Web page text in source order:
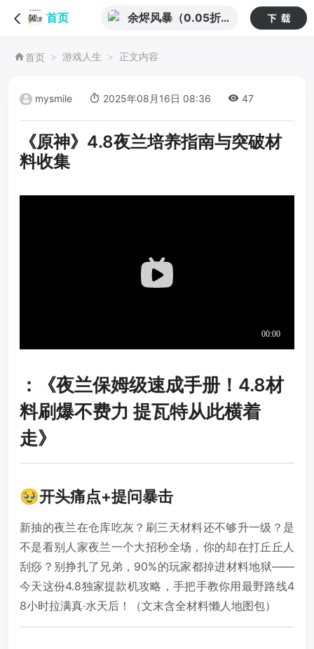
首页
余烬风暴（0.05折
首页 游戏人生 正文内容
mysmile 2025年08月16日 08:36 47
《原神》4.8夜兰培养指南与突破材
料收集
：《夜兰保姆级速成手册！4.8材
料刷爆不费力 提瓦特从此横着
走》
🥹开头痛点+提问暴击
新抽的夜兰在仓库吃灰？刷三天材料还不够升一级？是
不是看别人家夜兰一个大招秒全场，你的却在打丘丘人
刮痧？别挣扎了兄弟，90%的玩家都掉进材料地狱——
今天这份4.8独家提款机攻略，手把手教你用最野路线4
8小时拉满真·水天后！（文末含全材料懒人地图包）